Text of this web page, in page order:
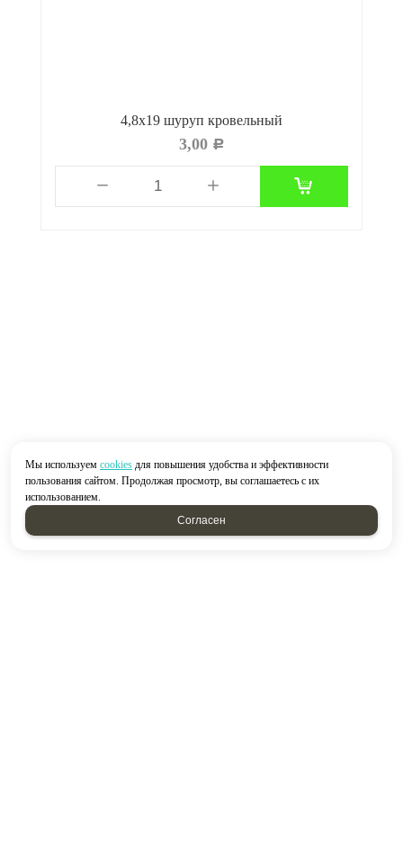
4,8x19 шуруп кровельный
3,00 Р
Мы используем cookies для повышения удобства и эффективности
пользования сайтом. Продолжая просмотр, вы соглашаетесь с их
использованием.
Согласен